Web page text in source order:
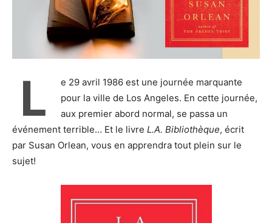
L
e 29 avril 1986 est une journée marquante
pour la ville de Los Angeles. En cette journée,
aux premier abord normal, se passa un
événement terrible… Et le livre L.A. Bibliothèque, écrit
par Susan Orlean, vous en apprendra tout plein sur le
sujet!